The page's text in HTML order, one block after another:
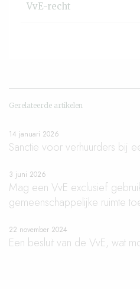
VvE-recht
Gerelateerde artikelen
14 januari 2026
Sanctie voor verhuurders bij
3 juni 2026
Mag een VvE exclusief
gemeenschappelijke ruimte
22 november 2024
Een besluit van de VvE, wat